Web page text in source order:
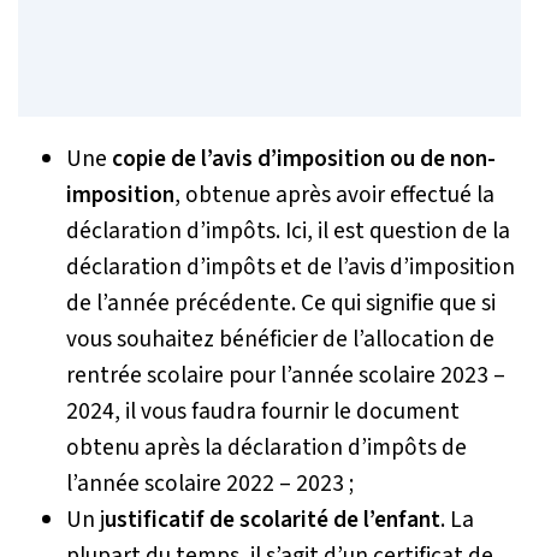
Une copie de l’avis d’imposition ou de non-
imposition, obtenue après avoir effectué la
déclaration d’impôts. Ici, il est question de la
déclaration d’impôts et de l’avis d’imposition
de l’année précédente. Ce qui signifie que si
vous souhaitez bénéficier de l’allocation de
rentrée scolaire pour l’année scolaire 2023 –
2024, il vous faudra fournir le document
obtenu après la déclaration d’impôts de
l’année scolaire 2022 – 2023 ;
Un justificatif de scolarité de l’enfant. La